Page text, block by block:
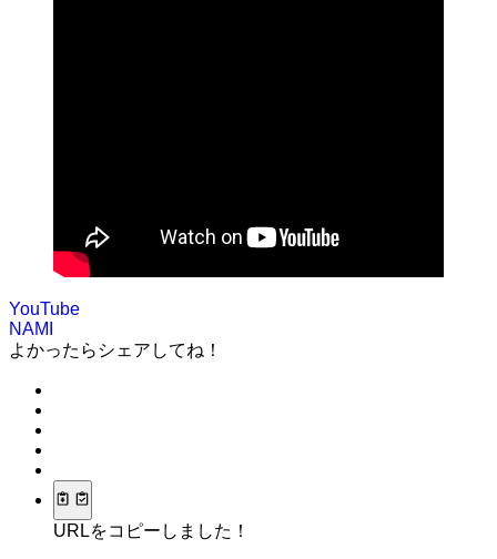
YouTube
NAMI
よかったらシェアしてね！
URLをコピーしました！